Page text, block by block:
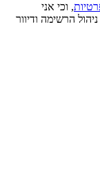
, וכי אני
הרשימה ודיוור